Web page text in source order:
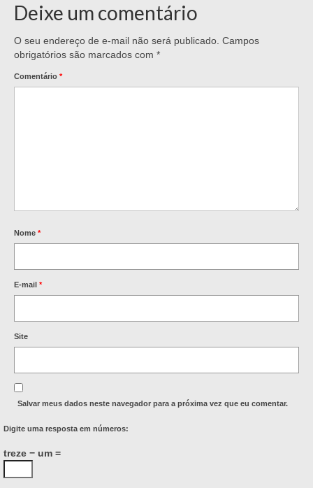
Deixe um comentário
O seu endereço de e-mail não será publicado. Campos
obrigatórios são marcados com *
Comentário *
Nome *
E-mail *
Site
Salvar meus dados neste navegador para a próxima vez que eu comentar.
Digite uma resposta em números:
treze − um =